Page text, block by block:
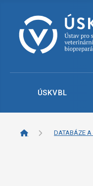
ÚSKVBL
DATABÁZE